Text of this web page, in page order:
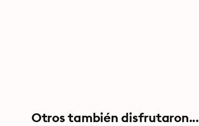
Otros también disfrutaron...